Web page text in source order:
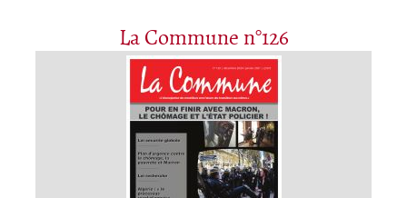
La Commune n°126